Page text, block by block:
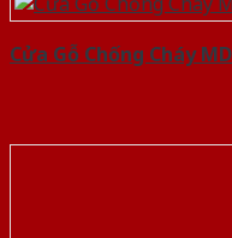
Cửa Gỗ Chống Cháy